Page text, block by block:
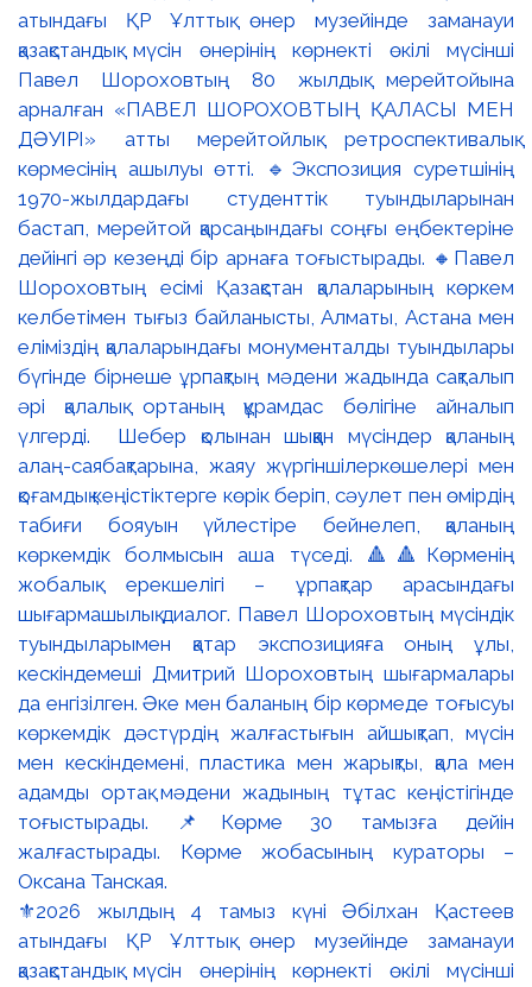
⚜️2026 жылдың 4 тамыз күні Әбілхан Қастеев
атындағы ҚР Ұлттық өнер музейінде заманауи
қазақстандық мүсін өнерінің көрнекті өкілі мүсінші